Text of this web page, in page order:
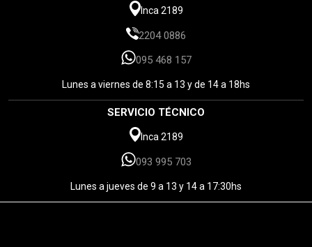
Inca 2189
2204 0886
095 468 157
Lunes a viernes de 8:15 a 13 y de 14 a 18hs
SERVICIO TÉCNICO
Inca 2189
093 995 703
Lunes a jueves de 9 a 13 y 14 a 17:30hs